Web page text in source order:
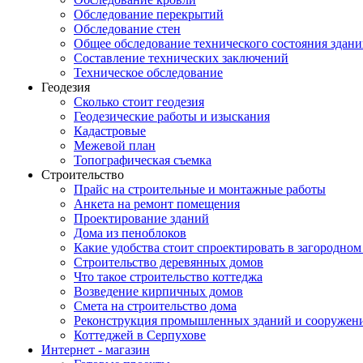
Обследование перекрытий
Обследование стен
Общее обследование технического состояния
Составление технических заключений
Техническое обследование
Геодезия
Cколько стоит геодезия
Геодезические работы и изыскания
Кадастровые
Межевой план
Топографическая съемка
Строительство
Прайс на строительные и монтажные работы
Анкета на ремонт помещения
Проектирование зданий
Дома из пеноблоков
Какие удобства стоит спроектировать в
Строительство деревянных домов
Что такое строительство коттеджа
Возведение кирпичных домов
Смета на строительство дома
Реконструкция промышленных зданий и
Коттеджей в Серпухове
Интернет - магазин